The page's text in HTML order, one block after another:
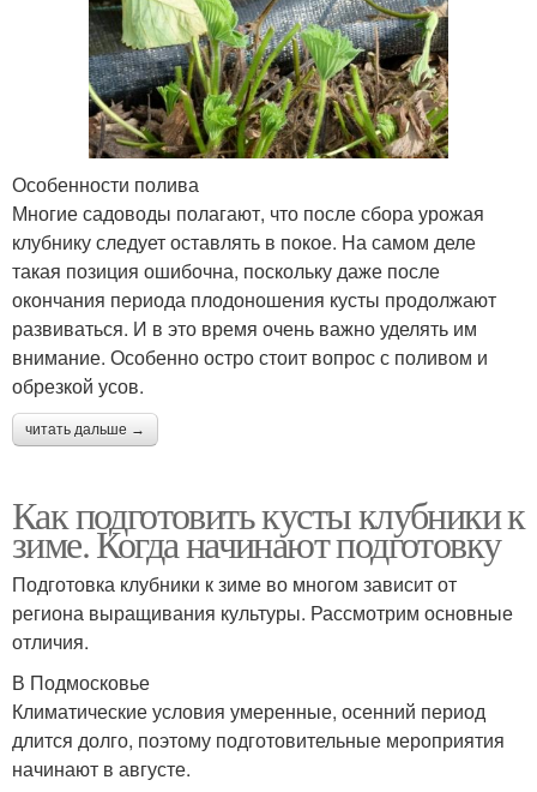
Особенности полива
Многие садоводы полагают, что после сбора урожая
клубнику следует оставлять в покое. На самом деле
такая позиция ошибочна, поскольку даже после
окончания периода плодоношения кусты продолжают
развиваться. И в это время очень важно уделять им
внимание. Особенно остро стоит вопрос с поливом и
обрезкой усов.
читать дальше →
Как подготовить кусты клубники к
зиме. Когда начинают подготовку
Подготовка клубники к зиме во многом зависит от
региона выращивания культуры. Рассмотрим основные
отличия.
В Подмосковье
Климатические условия умеренные, осенний период
длится долго, поэтому подготовительные мероприятия
начинают в августе.